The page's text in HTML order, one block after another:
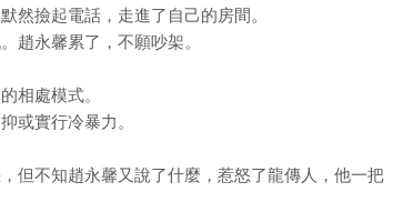
然撿起電話，走進了自己的房間。
趙永馨累了，不願吵架。
相處模式。
或實行冷暴力。
但不知趙永馨又說了什麼，惹怒了龍傳人，他一把